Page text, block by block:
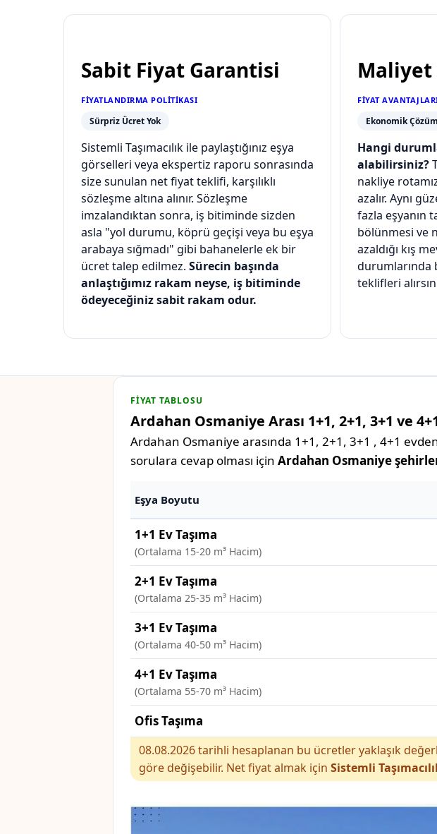
Sabit Fiyat Garantisi
FIYATLANDIRMA POLITIKASI
Sürpriz Ücret Yok
Sistemli Taşımacılık ile paylaştığınız eşya
görselleri veya ekspertiz raporu sonrasında
size sunulan net fiyat teklifi, karşılıklı
sözleşme altına alınır. Sözleşme
imzalandıktan sonra, iş bitiminde sizden
asla "yol durumu, köprü geçişi veya bu eşya
arabaya sığmadı" gibi bahanelerle ek bir
ücret talep edilmez. Sürecin başında
anlaştığımız rakam neyse, iş bitiminde
ödeyeceğiniz sabit rakam odur.
Maliyet
FIYAT
Ekonomik Çözüm
Hangi
alabilirsiniz?
nakliye
azalır. Aynı
fazla eşyanın
bölünmesi ve
azaldığı kış
durumlarında
teklifleri
FIYAT TABLOSU
Ardahan Osmaniye Arası 1+1, 2+1, 3+1 ve
Ardahan Osmaniye arasında 1+1, 2+1, 3+1 , 4+1
sorulara cevap olması için Ardahan Osmaniye
Eşya Boyutu
1+1 Ev Taşıma
(Ortalama 15-20 m³ Hacim)
2+1 Ev Taşıma
(Ortalama 25-35 m³ Hacim)
3+1 Ev Taşıma
(Ortalama 40-50 m³ Hacim)
4+1 Ev Taşıma
(Ortalama 55-70 m³ Hacim)
Ofis Taşıma
08.08.2026 tarihli hesaplanan bu ücretler yaklaşık
göre değişebilir. Net fiyat almak için Sistemli